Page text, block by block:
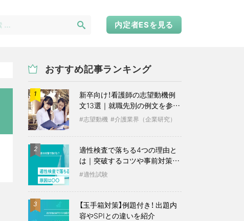
内定者ESを見る
おすすめ記事ランキング
1
新卒向け！看護師の志望動機例
文13選｜就職先別の例文を参考
に志望動機 介護業界（企業研究）
2
適性検査で落ちる4つの理由と
は｜突破するコツや事前対策も
紹介
適性試験
3
【玉手箱対策】例題付き！ 出題内
容やSPIとの違いを紹介